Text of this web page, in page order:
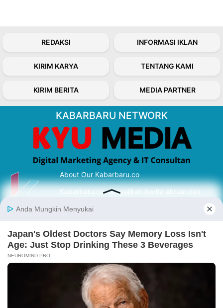
REDAKSI INFORMASI IKLAN
KIRIM KARYA TENTANG KAMI
KIRIM BERITA MEDIA PARTNER
KABARBARU NETWORK
About Our Kabarbaru.co
Kabarbaru.co menyajikan berita aktual dan
serta terverifikasi dari sumber yang tepat.
Follow Kabarbaru